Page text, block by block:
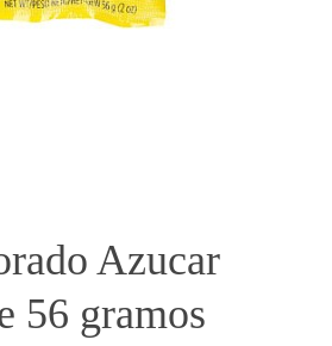
Azucar
56 gramos